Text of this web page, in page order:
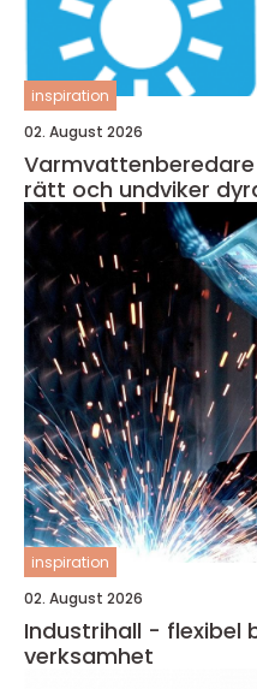
inspiration
02. August 2026
Varmvattenberedare i
rätt och undviker
inspiration
02. August 2026
Industrihall - flexibel
verksamhet